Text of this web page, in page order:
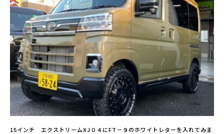
15インチ エクストリームXJ０４にFT－９のホワイトレターを入れてみま